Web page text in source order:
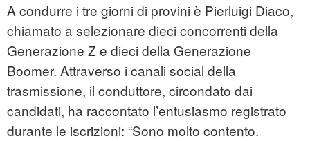
A condurre i tre giorni di provini è Pierluigi Diaco,
chiamato a selezionare dieci concorrenti della
Generazione Z e dieci della Generazione
Boomer. Attraverso i canali social della
trasmissione, il conduttore, circondato dai
candidati, ha raccontato l’entusiasmo registrato
durante le iscrizioni: “Sono molto contento.